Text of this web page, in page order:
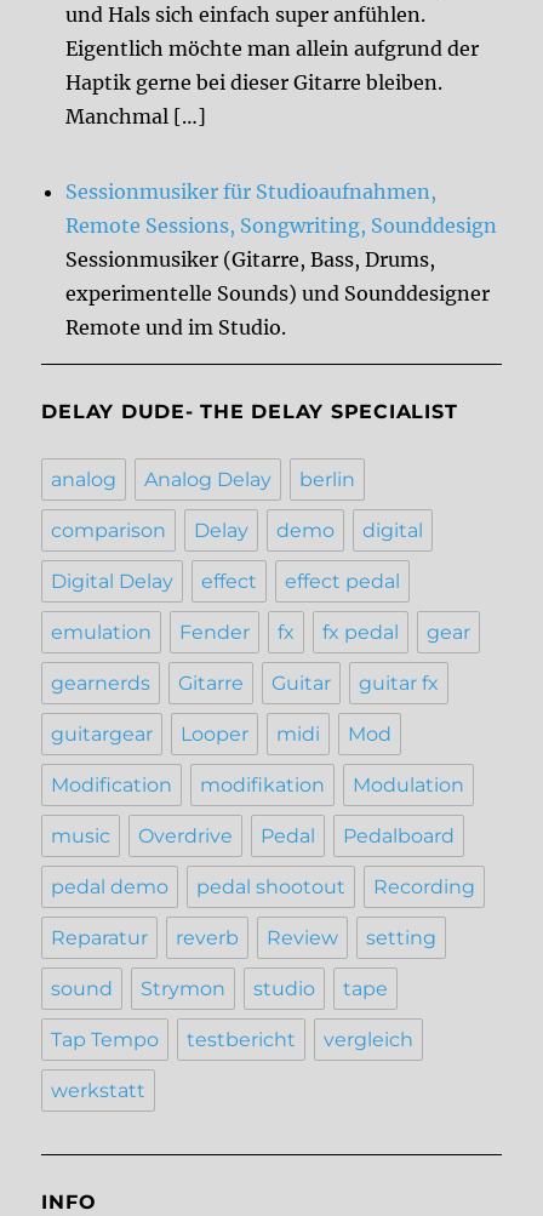
und Hals sich einfach super anfühlen.
Eigentlich möchte man allein aufgrund der
Haptik gerne bei dieser Gitarre bleiben.
Manchmal […]
Sessionmusiker für Studioaufnahmen,
Remote Sessions, Songwriting, Sounddesign
Sessionmusiker (Gitarre, Bass, Drums,
experimentelle Sounds) und Sounddesigner
Remote und im Studio.
DELAY DUDE- THE DELAY SPECIALIST
analog Analog Delay berlin
comparison Delay demo digital
Digital Delay effect effect pedal
emulation Fender fx fx pedal gear
gearnerds Gitarre Guitar guitar fx
guitargear Looper midi Mod
Modification modifikation Modulation
music Overdrive Pedal Pedalboard
pedal demo pedal shootout Recording
Reparatur reverb Review setting
sound Strymon studio tape
Tap Tempo testbericht vergleich
werkstatt
INFO